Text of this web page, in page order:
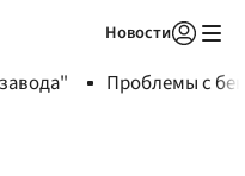
Новости
Проблемы с